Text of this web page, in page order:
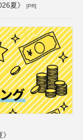
夏》 [PR]